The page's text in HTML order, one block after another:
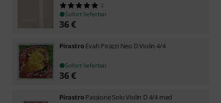
2
Sofort lieferbar
36€
PirastroEvah Pirazzi Neo D Violin 4/4
Sofort lieferbar
36€
PirastroPassione Solo Violin D 4/4 med